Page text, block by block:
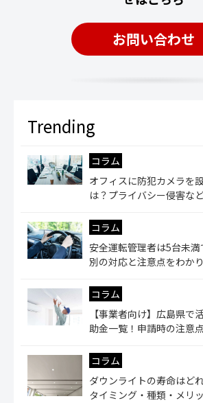
お問い合わせ
コラム
オフィスに防犯カメラを
は？プライバシー侵害な
コラム
安全運転管理者は5台未
別の対応と注意点をわか
コラム
【事業者向け】広島県で
助金一覧！申請時の注意
コラム
ダウンライトの寿命はど
タイミング・種類・メリ